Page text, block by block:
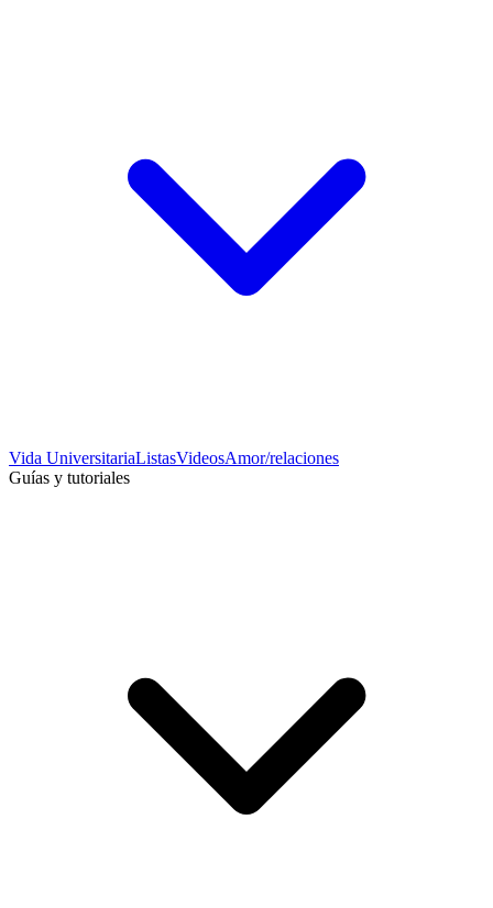
Vida UniversitariaListasVideosAmor/relaciones
Guías y tutoriales